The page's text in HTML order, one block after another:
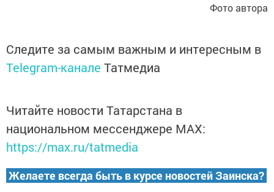
Фото автора
Следите за самым важным и интересным в
Telegram-канале Татмедиа
Читайте новости Татарстана в
национальном мессенджере MАХ:
https://max.ru/tatmedia
Желаете всегда быть в курсе новостей Заинска?